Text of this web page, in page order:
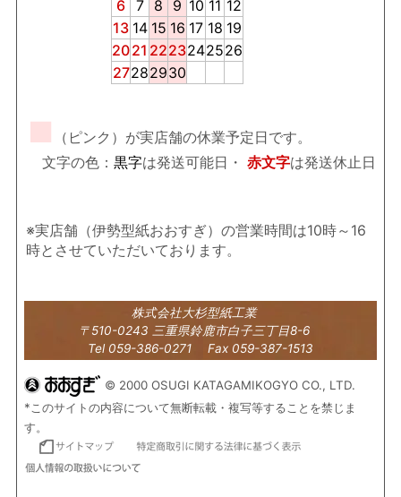
6 7 8 9 10 11 12
13 14 15 16 17 18 19
2021 2223242526
27282930
■
（ピンク）が実店舗の休業予定日です。
文字の色： 黒字は発送可能日・ 赤文字は発送休止日
※実店舗（伊勢型紙おおすぎ）の営業時間は10時～16
時とさせていただいております。
株式会社大杉型紙工業
〒510-0243 三重県鈴鹿市白子三丁目8-6
Tel 059-386-0271 Fax 059-387-1513
© 2000 OSUGI KATAGAMIKOGYO CO., LTD.
*このサイトの内容について無断転載・複写等することを禁じま
す。